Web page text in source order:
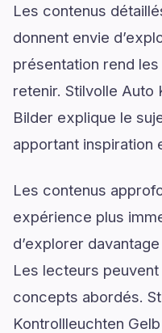
Les contenus
donnent envie
présentation rend
retenir. Stilvolle Auto
Bilder explique le
apportant inspiration
Les contenus
expérience plus
d’explorer
Les lecteurs
concepts abordés.
Kontrollleuchten